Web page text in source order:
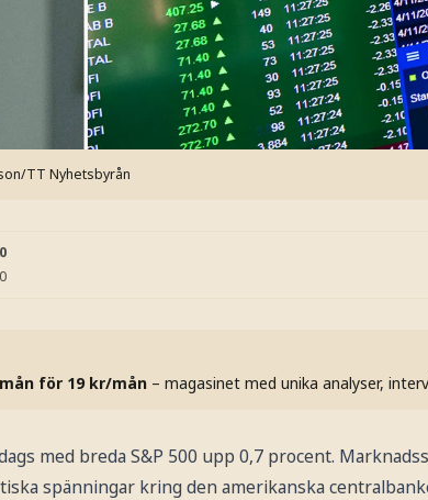
TT Nyhetsbyrån
för 19 kr/mån – magasinet med unika analyser,
med breda S&P 500 upp 0,7 procent.
spänningar kring den amerikanska